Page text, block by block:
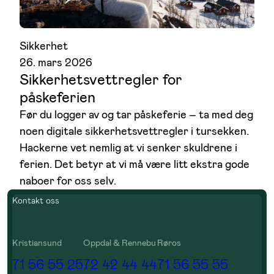
Sikkerhet
26. mars 2026
Sikkerhetsvettregler for
påskeferien
Før du logger av og tar påskeferie – ta med deg
noen digitale sikkerhetsvettregler i tursekken.
Hackerne vet nemlig at vi senker skuldrene i
ferien. Det betyr at vi må være litt ekstra gode
naboer for oss selv.
Kontakt oss
Kristiansund
71 56 55 25
Oppdal & Rennebu
72 42 44 44
Røros
71 56 55 55